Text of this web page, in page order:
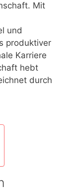
Mit
und
produktiver
Karriere
hebt
durch